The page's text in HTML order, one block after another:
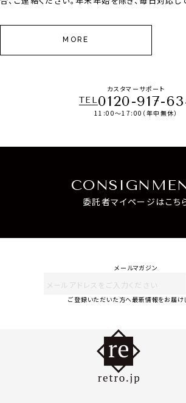
MORE
カスタマーサポート
TEL0120-917-
11:00～17:00（年中無休）
委託者マイページはこち
メールマガジン
ご登録いただいた方へ最新情報をお届け